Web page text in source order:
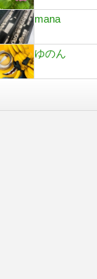
mana
ゆのん